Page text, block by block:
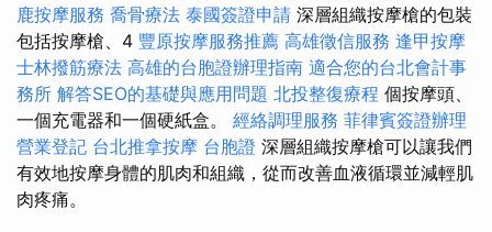
鹿按摩服務 喬骨療法 泰國簽證申請 深層組織按摩槍的包裝
包括按摩槍、4 豐原按摩服務推薦 高雄徵信服務 逢甲按摩
士林撥筋療法 高雄的台胞證辦理指南 適合您的台北會計事
務所 解答SEO的基礎與應用問題 北投整復療程 個按摩頭、
一個充電器和一個硬紙盒。 經絡調理服務 菲律賓簽證辦理
營業登記 台北推拿按摩 台胞證 深層組織按摩槍可以讓我們
有效地按摩身體的肌肉和組織，從而改善血液循環並減輕肌
肉疼痛。